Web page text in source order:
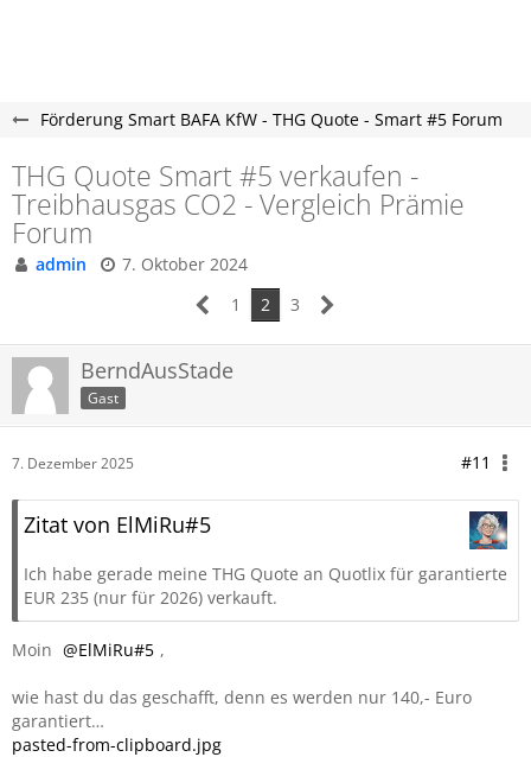
Förderung Smart BAFA KfW - THG Quote - Smart #5 Forum
THG Quote Smart #5 verkaufen -
Treibhausgas CO2 - Vergleich Prämie
Forum
admin
7. Oktober 2024
1
2 3
BerndAusStade
Gast
7. Dezember 2025 #11
Zitat von ElMiRu#5
Ich habe gerade meine THG Quote an Quotlix für garantierte
EUR 235 (nur für 2026) verkauft.
Moin ElMiRu#5 ,
wie hast du das geschafft, denn es werden nur 140,- Euro
garantiert…
pasted-from-clipboard.jpg